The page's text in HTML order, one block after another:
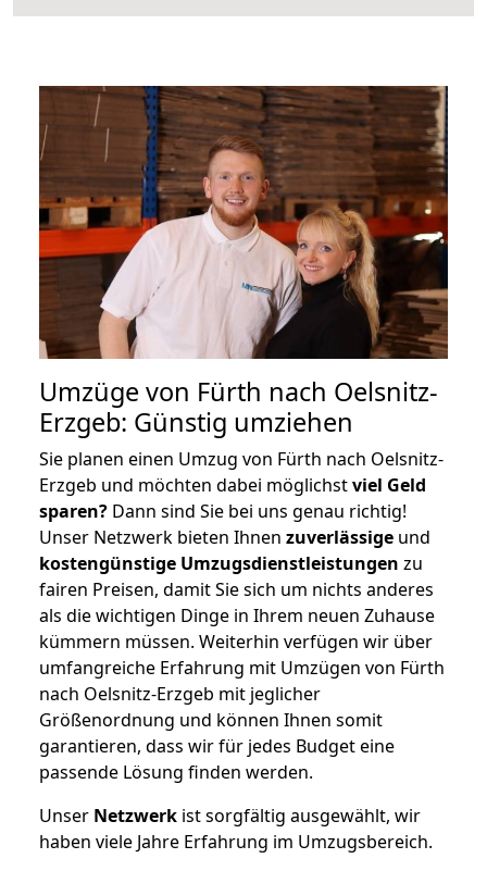
Umzüge von Fürth nach Oelsnitz-
Erzgeb: Günstig umziehen
Sie planen einen Umzug von Fürth nach Oelsnitz-
Erzgeb und möchten dabei möglichstviel Geld
sparen? Dann sind Sie bei uns genau richtig!
Unser Netzwerk bieten Ihnen zuverlässige und
kostengünstige Umzugsdienstleistungen zu
fairen Preisen, damit Sie sich um nichts anderes
als die wichtigen Dinge in Ihrem neuen Zuhause
kümmern müssen. Weiterhin verfügen wir über
umfangreiche Erfahrung mit Umzügen von Fürth
nach Oelsnitz-Erzgeb mit jeglicher
Größenordnung und können Ihnen somit
garantieren, dass wir für jedes Budget eine
passende Lösung finden werden.
Unser Netzwerk ist sorgfältig ausgewählt, wir
haben viele Jahre Erfahrung im Umzugsbereich.